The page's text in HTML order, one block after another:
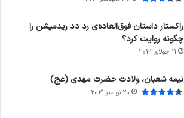
راکستار داستان فوق‌العاده‌ی رد دد ریدمپشن را
چگونه روایت کرد؟
11 جولای 2021
نیمه شعبان، ولادت حضرت مهدی (عج)
20 نوامبر 2021